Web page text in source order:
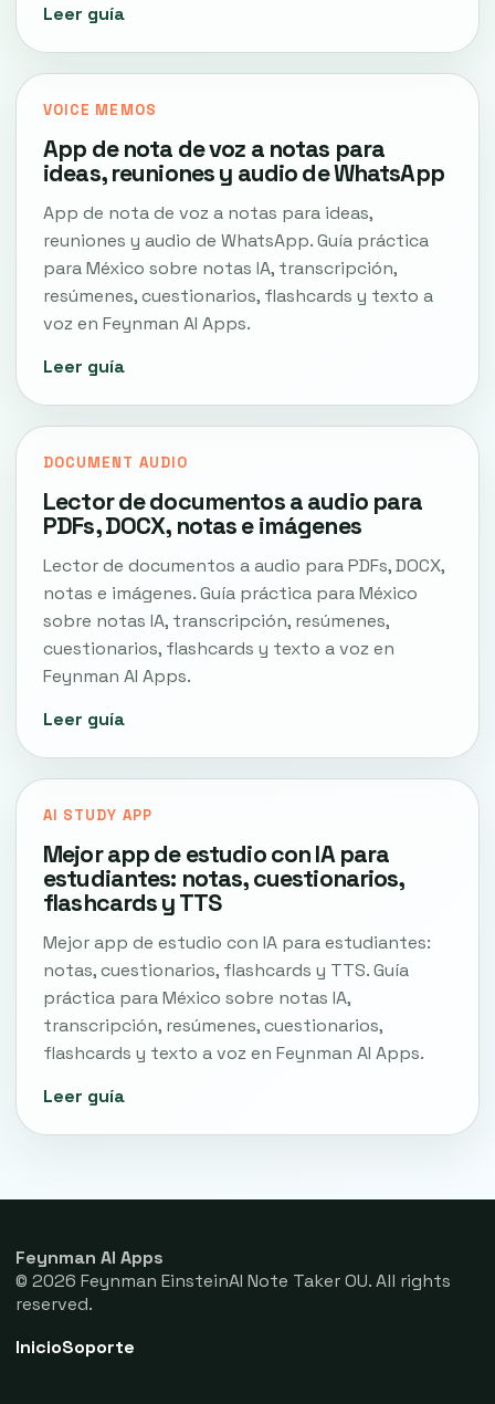
Leer guía
VOICE MEMOS
App de nota de voz a notas para
ideas, reuniones y audio de WhatsApp
App de nota de voz a notas para ideas,
reuniones y audio de WhatsApp. Guía práctica
para México sobre notas IA, transcripción,
resúmenes, cuestionarios, flashcards y texto a
voz en Feynman AI Apps.
Leer guía
DOCUMENT AUDIO
Lector de documentos a audio para
PDFs, DOCX, notas e imágenes
Lector de documentos a audio para PDFs, DOCX,
notas e imágenes. Guía práctica para México
sobre notas IA, transcripción, resúmenes,
cuestionarios, flashcards y texto a voz en
Feynman AI Apps.
Leer guía
AI STUDY APP
Mejor app de estudio con IA para
estudiantes: notas, cuestionarios,
flashcards y TTS
Mejor app de estudio con IA para estudiantes:
notas, cuestionarios, flashcards y TTS. Guía
práctica para México sobre notas IA,
transcripción, resúmenes, cuestionarios,
flashcards y texto a voz en Feynman AI Apps.
Leer guía
Feynman AI Apps
© 2026 Feynman EinsteinAI Note Taker OU. All rights
reserved.
InicioSoporte